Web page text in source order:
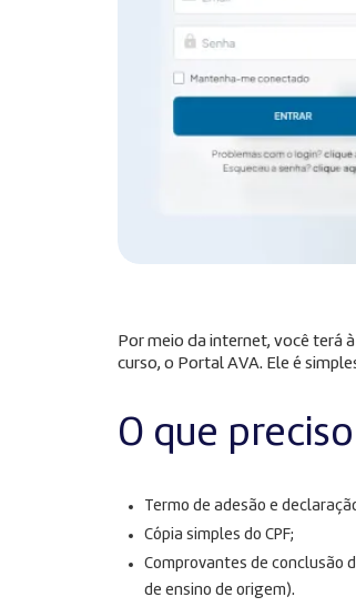
Por meio da internet, você terá
curso, o Portal AVA. Ele é
O que
Termo de adesão e
Cópia simples do CPF;
Comprovantes de conclusão
de ensino de origem).